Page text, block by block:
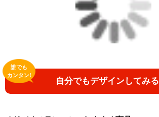
自分でもデザインしてみる
誰でも
カンタン!